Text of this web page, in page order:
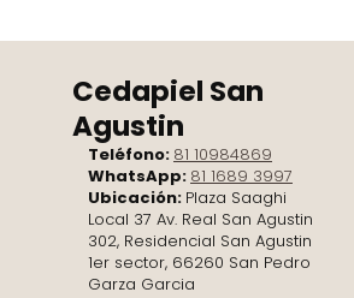
Cedapiel San
Agustin
Teléfono: 81 10984869
WhatsApp: 81 1689 3997
Ubicación: Plaza Saaghi
Local 37 Av. Real San Agustin
302, Residencial San Agustin
1er sector, 66260 San Pedro
Garza Garcia